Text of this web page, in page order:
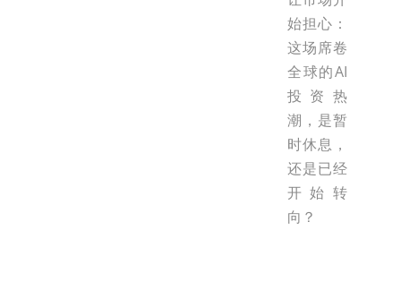
始担心：
这场席卷
全球的AI
投资热
潮，是暂
时休息，
还是已经
开始转
向？